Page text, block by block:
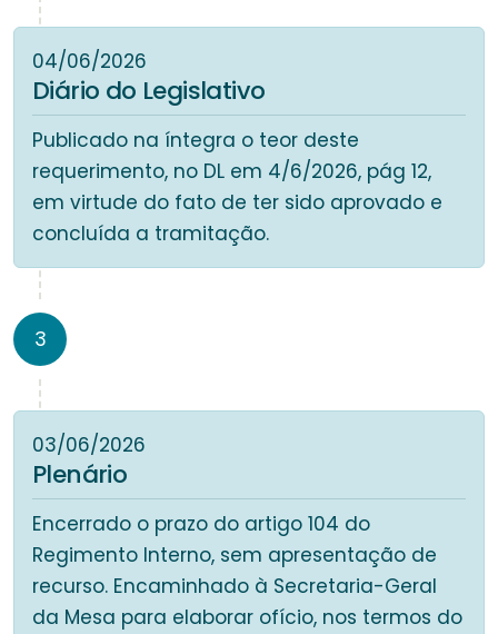
04/06/2026
Diário do Legislativo
Publicado na íntegra o teor deste
requerimento, no DL em 4/6/2026, pág 12,
em virtude do fato de ter sido aprovado e
concluída a tramitação.
3
03/06/2026
Plenário
Encerrado o prazo do artigo 104 do
Regimento Interno, sem apresentação de
recurso. Encaminhado à Secretaria-Geral
da Mesa para elaborar ofício, nos termos do